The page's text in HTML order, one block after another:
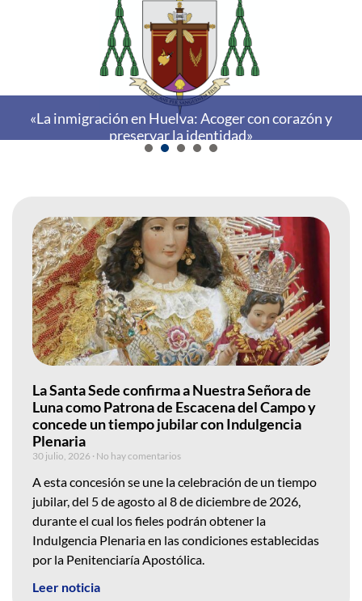
«La inmigración en Huelva: Acoger con corazón y
preservar la identidad»
La Santa Sede confirma a Nuestra Señora de
Luna como Patrona de Escacena del Campo y
concede un tiempo jubilar con Indulgencia
Plenaria
30 julio, 2026 No hay comentarios
A esta concesión se une la celebración de un tiempo
jubilar, del 5 de agosto al 8 de diciembre de 2026,
durante el cual los fieles podrán obtener la
Indulgencia Plenaria en las condiciones establecidas
por la Penitenciaría Apostólica.
Leer noticia